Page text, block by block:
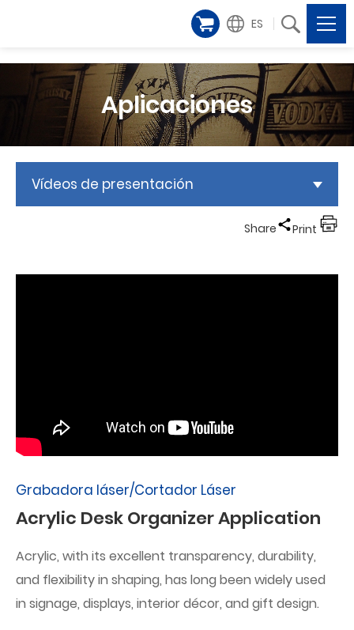
ES
Aplicaciones
Vídeos de presentación
Share Print
Grabadora láser/Cortador Láser
Acrylic Desk Organizer Application
Acrylic, with its excellent transparency, durability,
and flexibility in shaping, has long been widely used
in signage, displays, interior décor, and gift design.